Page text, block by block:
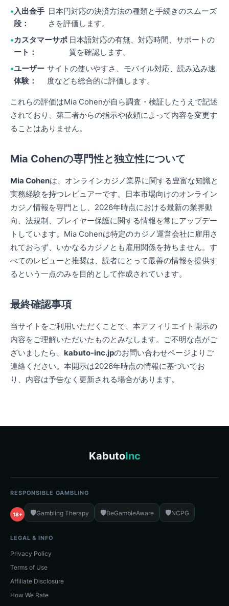
入出金手
段：
日本円対応の決済方法の種類と手続きのスムーズ
さを評価します。
カスタマーサポ
ート：
日本語対応の有無、対応時間、サポートの
質を確認します。
ユーザー
体験：
サイトの使いやすさ、モバイル対応、読み込み速
度なども総合的に評価します。
これらの評価はMia Cohenが自ら調査・検証したうえで記述
されており、第三者からの指示や依頼によって内容を変更す
ることはありません。
Mia Cohenの専門性と独立性について
Mia Cohenは、オンラインカジノ業界に関する豊富な知識と
実務経験を持つレビュアーです。日本市場向けのオンライン
カジノ情報を専門とし、2026年時点における最新の業界動
向、法規制、プレイヤー保護に関する情報を常にアップデー
トしています。Mia Cohenは特定のカジノ運営会社に雇用さ
れておらず、いかなるカジノとも雇用関係を持ちません。す
べてのレビューと推奨は、読者にとって最善の情報を提供す
るという一点のみを目的として作成されています。
最終確認事項
当サイトをご利用いただくことで、本アフィリエイト開示の
内容をご理解いただいたものとみなします。ご不明な点がご
ざいましたら、 kabuto-inc.jpのお問い合わせページよりご
連絡ください。本開示は2026年時点の情報に基づいてお
り、内容は予告なく更新される場合があります。
KabutoInc
RESPONSIBLE GAMBLING
18+ 🛡️Gambling Therapy 🛡️BeGambleAware 🛡️NCPG
LEGAL & INFO
Privacy Policy
Terms of Use
Affiliate Disclosure
How We Rate